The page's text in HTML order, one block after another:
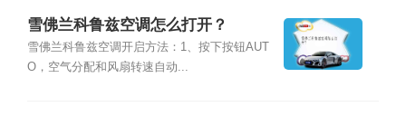
雪佛兰科鲁兹空调怎么打开？
雪佛兰科鲁兹空调开启方法：1、按下按钮AUT
O，空气分配和风扇转速自动...